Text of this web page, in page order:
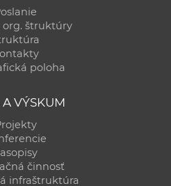
org. štruktúry
poloha
VÝSKUM
činnosť
infraštruktúra